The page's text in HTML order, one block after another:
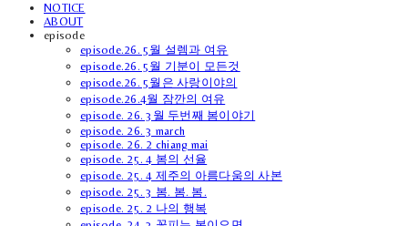
NOTICE
ABOUT
episode
episode.26. 5월 설렘과 여유
episode.26. 5월 기분이 모든것
episode.26. 5월은 사랑이야의
episode.26.4월 잠깐의 여유
episode. 26. 3월 두번째 봄이야기
episode. 26. 3 march
episode. 26. 2 chiang mai
episode. 25. 4 봄의 선율
episode. 25. 4 제주의 아름다움의 사본
episode. 25. 3 봄. 봄. 봄.
episode. 25. 2 나의 행복